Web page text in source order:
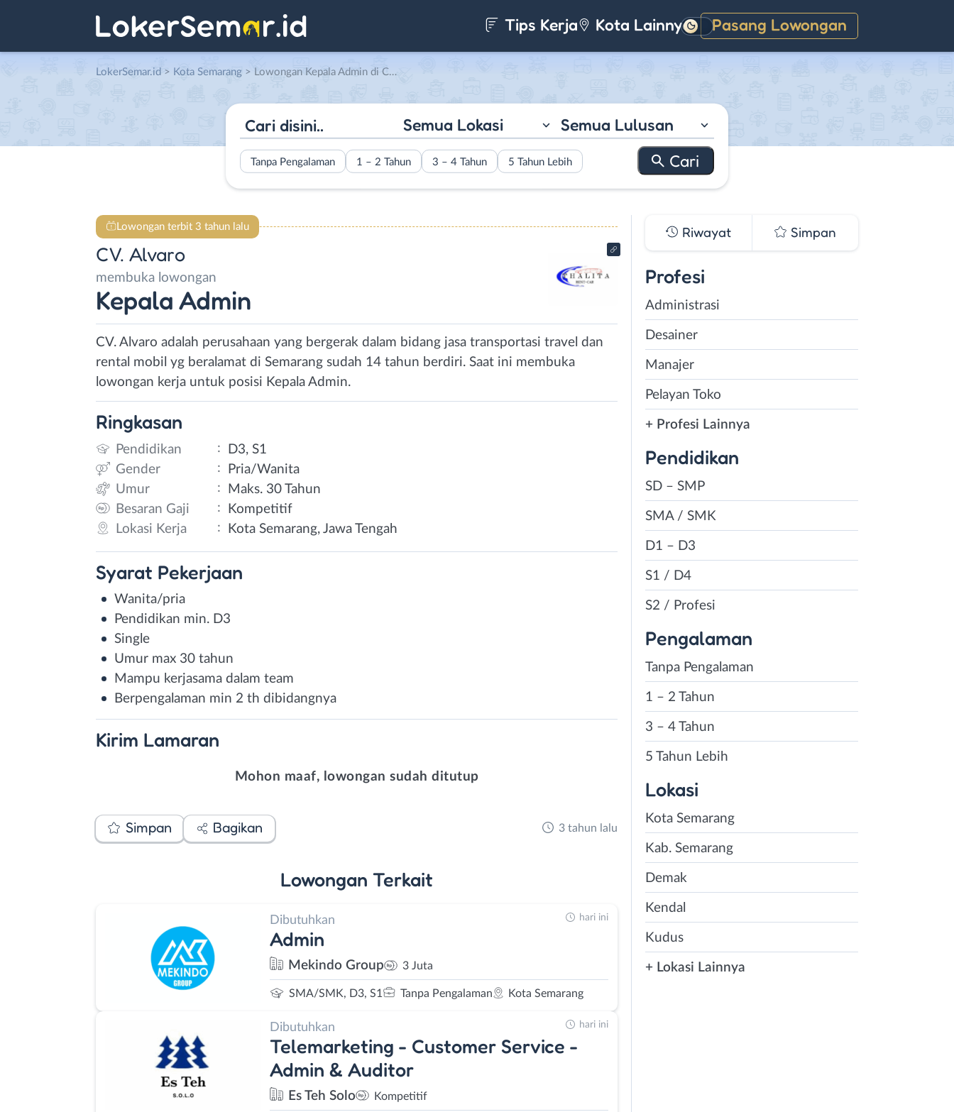
Tips Kerja Kota Lainnya Pasang Lowongan
Gelap
LokerSemar.id > Kota Semarang > Lowongan Kepala Admin di CV. Alvaro
Semua Lokasi Semua Lulusan
Tanpa Pengalaman 1 – 2 Tahun 3 – 4 Tahun 5 Tahun Lebih
Lowongan terbit 3 tahun lalu
CV. Alvaro
membuka lowongan
Kepala Admin
CV. Alvaro adalah perusahaan yang bergerak dalam bidang jasa transportasi travel dan
rental mobil yg beralamat di Semarang sudah 14 tahun berdiri. Saat ini membuka
lowongan kerja untuk posisi Kepala Admin.
Ringkasan
Pendidikan :
D3, S1
Gender
:
Pria/Wanita
Umur
:
Maks. 30 Tahun
Besaran Gaji
:
Kompetitif
Lokasi Kerja
: Kota Semarang, Jawa Tengah
Syarat Pekerjaan
Wanita/pria
Pendidikan min. D3
Single
Umur max 30 tahun
Mampu kerjasama dalam team
Berpengalaman min 2 th dibidangnya
Kirim Lamaran
Mohon maaf, lowongan sudah ditutup
Simpan Bagikan 3 tahun lalu
Lowongan Terkait
Dibutuhkan
Admin
Mekindo Group 3 Juta
SMA/SMK, D3, S1 Tanpa Pengalaman Kota Semarang
hari ini
Dibutuhkan
Telemarketing - Customer Service -
Admin & Auditor
Es Teh Solo Kompetitif
hari ini
Riwayat Simpan
Profesi
Administrasi
Desainer
Manajer
Pelayan Toko
+ Profesi Lainnya
Pendidikan
SD – SMP
SMA / SMK
D1 – D3
S1 / D4
S2 / Profesi
Pengalaman
Tanpa Pengalaman
1 – 2 Tahun
3 – 4 Tahun
5 Tahun Lebih
Lokasi
Kota Semarang
Kab. Semarang
Demak
Kendal
Kudus
+ Lokasi Lainnya